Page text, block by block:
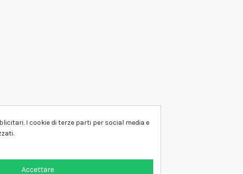
I cookie di terze parti per social media e
Accettare